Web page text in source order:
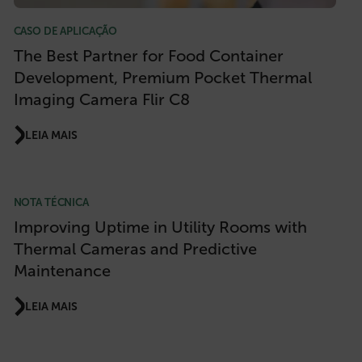
CASO DE APLICAÇÃO
The Best Partner for Food Container
Development, Premium Pocket Thermal
Imaging Camera Flir C8
LEIA MAIS
NOTA TÉCNICA
Improving Uptime in Utility Rooms with
Thermal Cameras and Predictive
Maintenance
LEIA MAIS
CS_FPC
customizerChangeKey
sf_territory
OpenIdConnect.nonce.
Política de Privacidade do Google